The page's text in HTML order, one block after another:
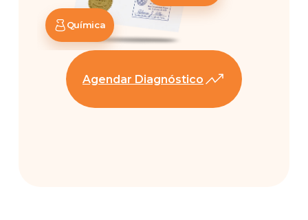
Agendar Diagnóstico
Química